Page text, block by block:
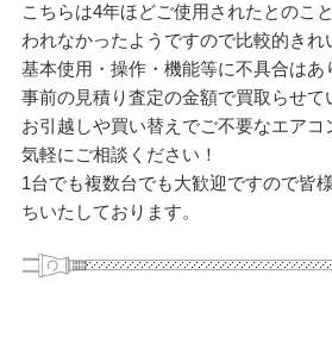
こちらは4年ほどご使用されたとのこ
われなかったようですので比較的きれ
基本使用・操作・機能等に不具合はあ
事前の見積り査定の金額で買取らせて
お引越しや買い替えでご不要なエアコ
気軽にご相談ください！
1台でも複数台でも大歓迎ですので皆
ちいたしております。